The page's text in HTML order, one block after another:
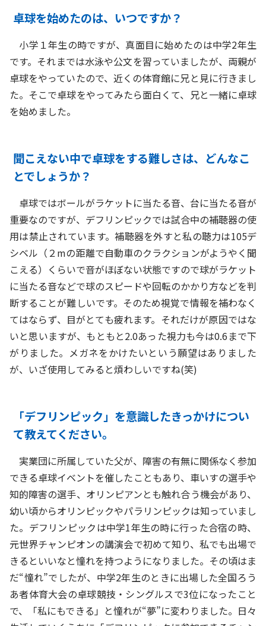
卓球を始めたのは、いつですか？
小学１年生の時ですが、真面目に始めたのは中学2年生
です。それまでは水泳や公文を習っていましたが、両親が
卓球をやっていたので、近くの体育館に兄と見に行きまし
た。そこで卓球をやってみたら面白くて、兄と一緒に卓球
を始めました。
聞こえない中で卓球をする難しさは、どんなこ
とでしょうか？
卓球ではボールがラケットに当たる音、台に当たる音が
重要なのですが、デフリンピックでは試合中の補聴器の使
用は禁止されています。補聴器を外すと私の聴力は105デ
シベル（２mの距離で自動車のクラクションがようやく聞
こえる）くらいで音がほぼない状態ですので球がラケット
に当たる音などで球のスピードや回転のかかり方などを判
断することが難しいです。そのため視覚で情報を補わなく
てはならず、目がとても疲れます。それだけが原因ではな
いと思いますが、もともと2.0あった視力も今は0.6まで下
がりました。メガネをかけたいという願望はありました
が、いざ使用してみると煩わしいですね(笑)
「デフリンピック」を意識したきっかけについ
て教えてください。
実業団に所属していた父が、障害の有無に関係なく参加
できる卓球イベントを催したこともあり、車いすの選手や
知的障害の選手、オリンピアンとも触れ合う機会があり、
幼い頃からオリンピックやパラリンピックは知っていまし
た。デフリンピックは中学1年生の時に行った合宿の時、
元世界チャンピオンの講演会で初めて知り、私でも出場で
きるといいなと憧れを持つようになりました。その頃はま
だ“憧れ”でしたが、中学2年生のときに出場した全国ろう
あ者体育大会の卓球競技・シングルスで3位になったこと
で、「私にもできる」と憧れが“夢”に変わりました。日々